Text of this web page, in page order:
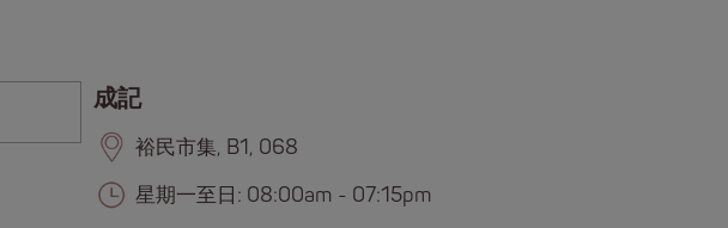
成記
裕民市集, B1, 068
星期一至日: 08:00am - 07:15pm